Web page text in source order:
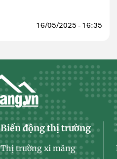
16/05/2025 - 16:35
Biến động thị trường
Thị trường xi măng